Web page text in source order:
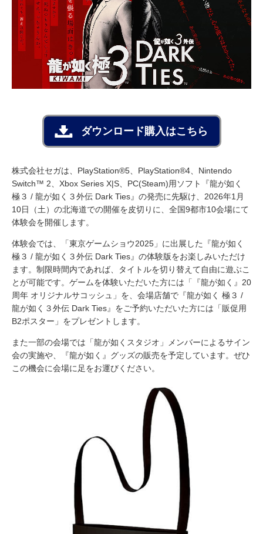
ダウンロード購入はこちら
株式会社セガは、PlayStation®5、PlayStation®4、Nintendo
Switch™ 2、Xbox Series X|S、PC(Steam)用ソフト『龍が如く
極３ / 龍が如く３外伝 Dark Ties』の発売に先駆け、2026年1月
10日（土）の北海道での開催を皮切りに、全国9都市10会場にて
体験会を開催します。
体験会では、「東京ゲームショウ2025」に出展した『龍が如く
極３ / 龍が如く３外伝 Dark Ties』の体験版をお楽しみいただけ
ます。制限時間内であれば、タイトルを切り替えて自由に遊ぶこ
とが可能です。ゲームを体験いただいた方には「『龍が如く』20
周年 オリジナルサコッシュ」を、会場店舗で『龍が如く 極３ /
龍が如く３外伝 Dark Ties』をご予約いただいた方には「販促用
B2ポスター」をプレゼントします。
また一部の会場では「龍が如くスタジオ」メンバーによるサイン
会の実施や、『龍が如く』グッズの販売を予定しています。ぜひ
この機会に会場に足をお運びください。